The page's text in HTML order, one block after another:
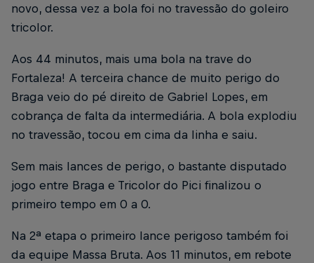
novo, dessa vez a bola foi no travessão do goleiro
tricolor.
Aos 44 minutos, mais uma bola na trave do
Fortaleza! A terceira chance de muito perigo do
Braga veio do pé direito de Gabriel Lopes, em
cobrança de falta da intermediária. A bola explodiu
no travessão, tocou em cima da linha e saiu.
Sem mais lances de perigo, o bastante disputado
jogo entre Braga e Tricolor do Pici finalizou o
primeiro tempo em 0 a 0.
Na 2ª etapa o primeiro lance perigoso também foi
da equipe Massa Bruta. Aos 11 minutos, em rebote